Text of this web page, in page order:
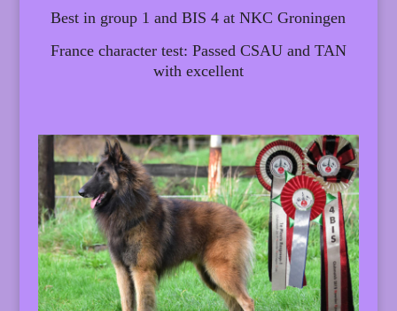
Best in group 1 and BIS 4 at NKC Groningen
France character test: Passed CSAU and TAN
with excellent